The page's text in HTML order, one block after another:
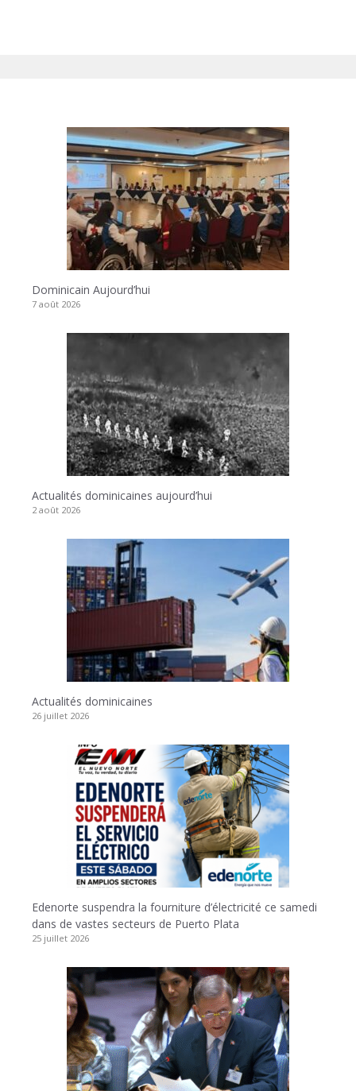
Dominicain Aujourd’hui
7 août 2026
Actualités dominicaines aujourd’hui
2 août 2026
Actualités dominicaines
26 juillet 2026
Edenorte suspendra la fourniture d’électricité ce samedi
dans de vastes secteurs de Puerto Plata
25 juillet 2026